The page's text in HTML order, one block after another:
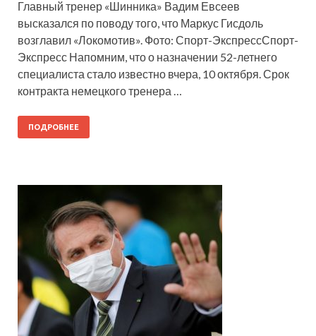
Главный тренер «Шинника» Вадим Евсеев
высказался по поводу того, что Маркус Гисдоль
возглавил «Локомотив». Фото: Спорт-ЭкспрессСпорт-
Экспресс Напомним, что о назначении 52-летнего
специалиста стало известно вчера, 10 октября. Срок
контракта немецкого тренера …
ПОДРОБНЕЕ